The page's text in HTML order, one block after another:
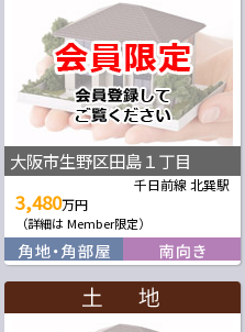
大阪市生野区田島１丁目
千日前線 北巽駅
3,480万円
（詳細は Member限定）